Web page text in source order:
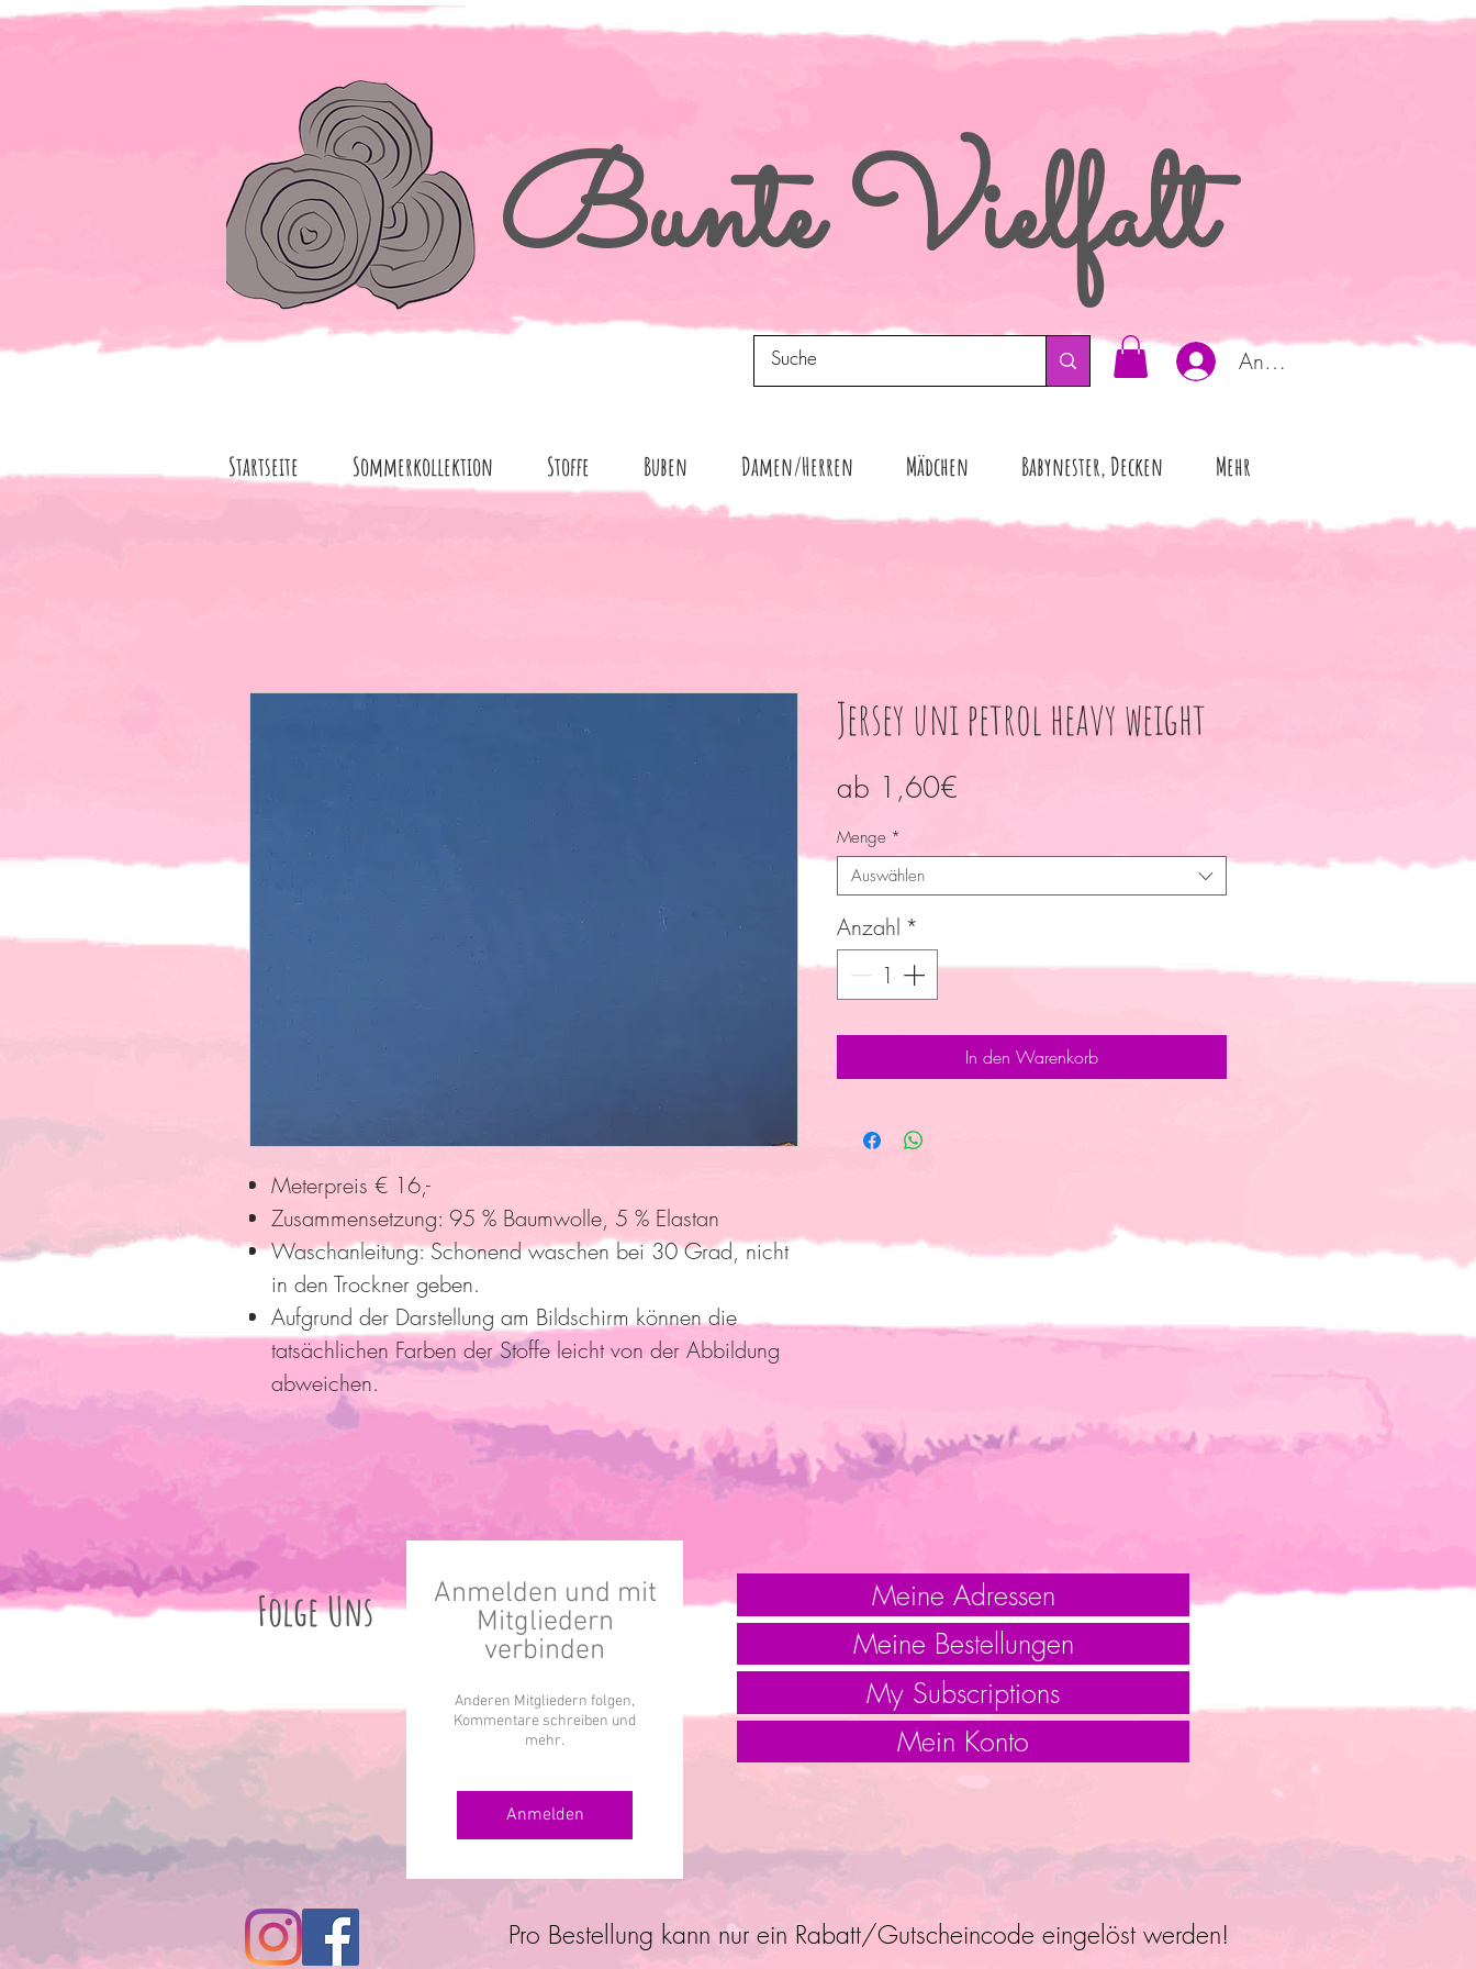
BunteVielfalt
Anmelden
Startseite Sommerkollektion Stoffe Buben Damen/Herren Mädchen Babynester, Decken Mehr
Meterpreis € 16,-
Zusammensetzung: 95 % Baumwolle, 5 % Elastan
Waschanleitung: Schonend waschen bei 30 Grad, nicht
in den Trockner geben.
Aufgrund der Darstellung am Bildschirm können die
tatsächlichen Farben der Stoffe leicht von der Abbildung
abweichen.
Jersey uni petrol heavy weight
ab 1,60€
Menge *
Auswählen
Anzahl *
In den Warenkorb
Folge Uns
Anmelden und mit
Mitgliedern
verbinden
Anderen Mitgliedern folgen,
Kommentare schreiben und
mehr.
Anmelden
Meine Adressen
Meine Bestellungen
My Subscriptions
Mein Konto
Pro Bestellung kann nur ein Rabatt/Gutscheincode eingelöst werden!